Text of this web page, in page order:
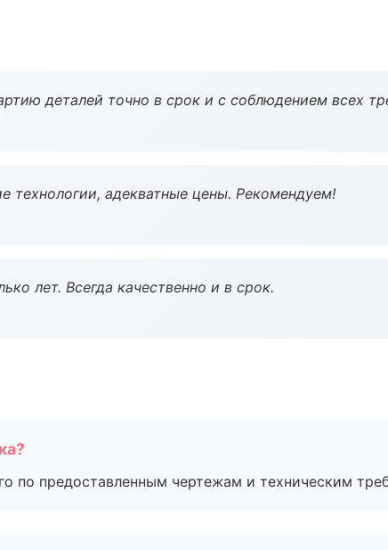
деталей точно в срок и с соблюдением всех
технологии, адекватные цены. Рекомендуем!
лет. Всегда качественно и в срок.
по предоставленным чертежам и техническим